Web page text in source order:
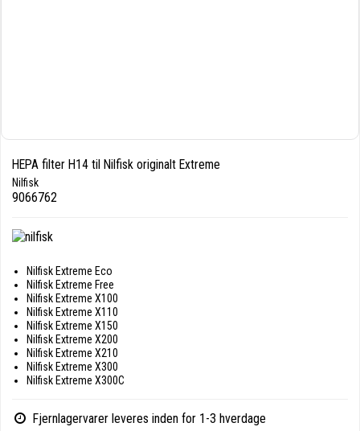
HEPA filter H14 til Nilfisk originalt Extreme
Nilfisk
9066762
Nilfisk Extreme Eco
Nilfisk Extreme Free
Nilfisk Extreme X100
Nilfisk Extreme X110
Nilfisk Extreme X150
Nilfisk Extreme X200
Nilfisk Extreme X210
Nilfisk Extreme X300
Nilfisk Extreme X300C
Fjernlagervarer leveres inden for 1-3 hverdage